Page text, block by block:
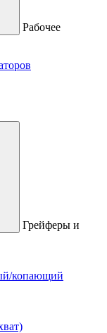
Рабочее
Грейферы и
копающий